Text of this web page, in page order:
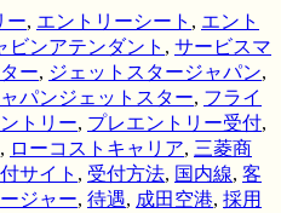
ー, エントリーシート , エント
ビンアテンダント , サービスマ
ー, ジェットスタージャパン,
パンジェットスター, フライ
トリー, プレエントリー受付,
, ローコストキャリア, 三菱商
サイト , 受付方法, 国内線, 客
ジャー, 待遇, 成田空港, 採用